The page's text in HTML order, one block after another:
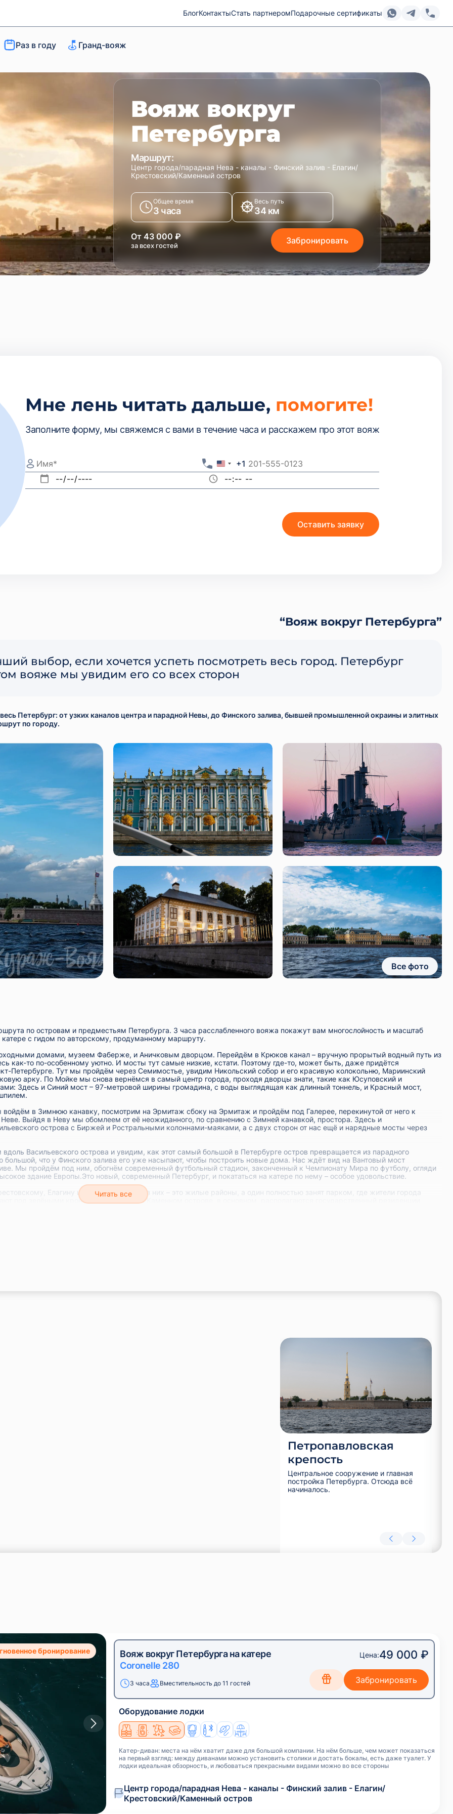
БлогКонтактыСтать партнеромПодарочные сертификаты
Раз в году Гранд-вояж
Вояж вокруг
Петербурга
Маршрут:
Центр города/парадная Нева - каналы - Финский залив - Елагин/
Крестовский/Каменный остров
Общее время
3 часа
Весь путь
34 км
От 43 000 ₽
за всех гостей Забронировать
Мне лень читать дальше, помогите!
Заполните форму, мы свяжемся с вами в течение часа и расскажем про этот вояж
+1
“Вояж вокруг Петербурга”
выбор, если хочется успеть посмотреть весь город. Петербург
вояже мы увидим его со всех сторон
Петербург: от узких каналов центра и парадной Невы, до Финского залива, бывшей промышленной окраины и элитных
по городу.
Все фото
по островам и предместьям Петербурга. 3 часа расслабленного вояжа покажут вам многослойность и масштаб
с гидом по авторскому, продуманному маршруту.
домами, музеем Фаберже, и Аничковым дворцом. Перейдём в Крюков канал – вручную прорытый водный путь из
как-то по-особенному уютно. И мосты тут самые низкие, кстати. Поэтому где-то, может быть, даже придётся
Петербурге. Тут мы пройдём через Семимостье, увидим Никольский собор и его красивую колокольню, Мариинский
арку. По Мойке мы снова вернёмся в самый центр города, проходя дворцы знати, такие как Юсуповский и
Здесь и Синий мост – 97-метровой ширины громадина, с воды выглядящая как длинный тоннель, и Красный мост,
в Зимнюю канавку, посмотрим на Эрмитаж сбоку на Эрмитаж и пройдём под Галерее, перекинутой от него к
Выйдя в Неву мы обомлеем от её неожиданного, по сравнению с Зимней канавкой, простора. Здесь и
острова с Биржей и Ростральными колоннами-маяками, а с двух сторон от нас ещё и нарядные мосты через
Васильевского острова и увидим, как этот самый большой в Петербурге остров превращается из парадного
большой, что у Финского залива его уже насыпают, чтобы построить новые дома. Нас ждёт вид на Вантовый мост
Мы пройдём под ним, обогнём современный футбольный стадион, законченный к Чемпионату Мира по футболу, огляди
здание Европы.Это новый, современный Петербург, и покататься на катере по нему – особое удовольствие.
Елагину и Каменному. Два из них – это жилые районы, а один полностью занят парком, где жители города
под зелёными кронами деревьев. На Каменном острове, в основном, располагаются государственный резиденции,
дорогу виды повторяться не будут. Это достаточно большое и очень интересное путешествие, куда более насыщенное,
историю и подноготную. Петербург – город с историей. Узнавать её, и проводить параллели с современностью – отдельное
Петропавловская
крепость
Центральное сооружение и главная
постройка Петербурга. Отсюда всё
начиналось.
бронирование
Вояж вокруг Петербурга на катере
Coronelle 280
3 часа Вместительность до 11 гостей
Цена:49 000 ₽
Оборудование лодки
Катер-диван: места на нём хватит даже для большой компании. На нём больше, чем может показаться
на первый взгляд: между диванами можно установить столики и достать бокалы, есть даже туалет. У
лодки идеальная обзорность, и любоваться прекрасными видами можно во все стороны
Центр города/парадная Нева - каналы - Финский залив - Елагин/
Крестовский/Каменный остров